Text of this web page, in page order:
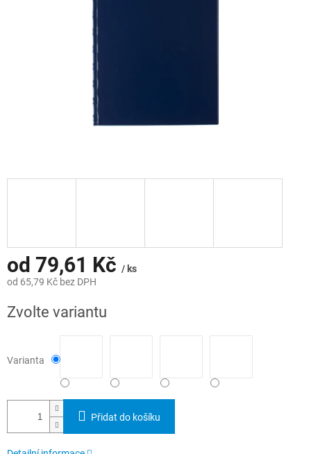
od 79,61 Kč / ks
od 65,79 Kč bez DPH
cena:
Zvolte variantu
Varianta
Přidat do košíku